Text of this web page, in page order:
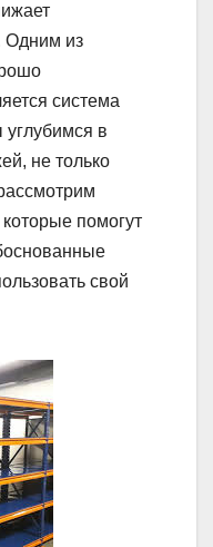
Одним из
система
углубимся в
не только
помогут
свой